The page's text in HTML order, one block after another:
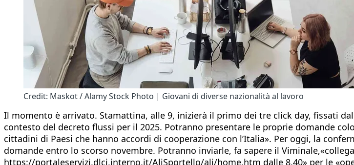
Credit: Maskot / Alamy Stock Photo | Giovani di diverse nazionalità al lavoro
Il momento è arrivato. Stamattina, alle 9, inizierà il primo dei tre click day, fissati
contesto del decreto flussi per il 2025. Potranno presentare le proprie domande
cittadini di Paesi che hanno accordi di cooperazione con l’Italia». Per oggi, la
domande entro lo scorso novembre. Potranno inviarle, fa sapere il
https://portaleservizi.dlci.interno.it/AliSportello/ali/home.htm dalle 8.40» per le